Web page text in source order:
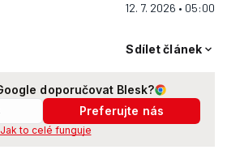
12. 7. 2026 • 05:00
Sdílet článek
doporučovat Blesk?
Preferujte nás
Jak to celé funguje